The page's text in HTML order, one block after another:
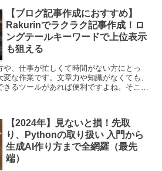
【ブログ記事作成におすすめ】
Rakurinでラクラク記事作成！ロ
ングテールキーワードで上位表示
も狙える
、仕事が忙しくて時間がない方にとっ
な作業です。文章力や知識がなくても、
るツールがあれば便利ですよね。そこで
【2024年】見ないと損！先取
り、Pythonの取り扱い 入門から
生成AI作り方まで全網羅（最先
端）